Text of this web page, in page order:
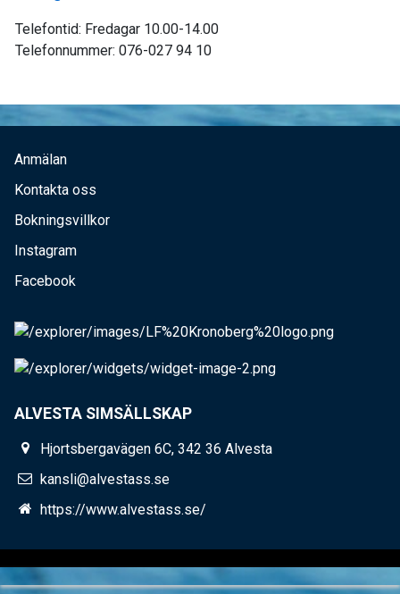
Telefontid: Fredagar 10.00-14.00
Telefonnummer: 076-027 94 10
Anmälan
Kontakta oss
Bokningsvillkor
Instagram
Facebook
ALVESTA SIMSÄLLSKAP
Hjortsbergavägen 6C, 342 36 Alvesta
kansli@alvestass.se
https://www.alvestass.se/